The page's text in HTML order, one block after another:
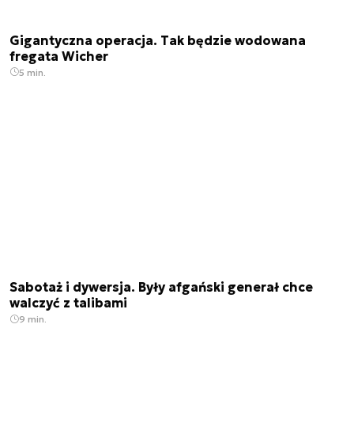
Gigantyczna operacja. Tak będzie wodowana
fregata Wicher
5 min.
Sabotaż i dywersja. Były afgański generał chce
walczyć z talibami
9 min.